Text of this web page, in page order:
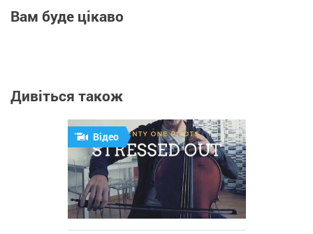
Вам буде цікаво
Дивіться також
Відео